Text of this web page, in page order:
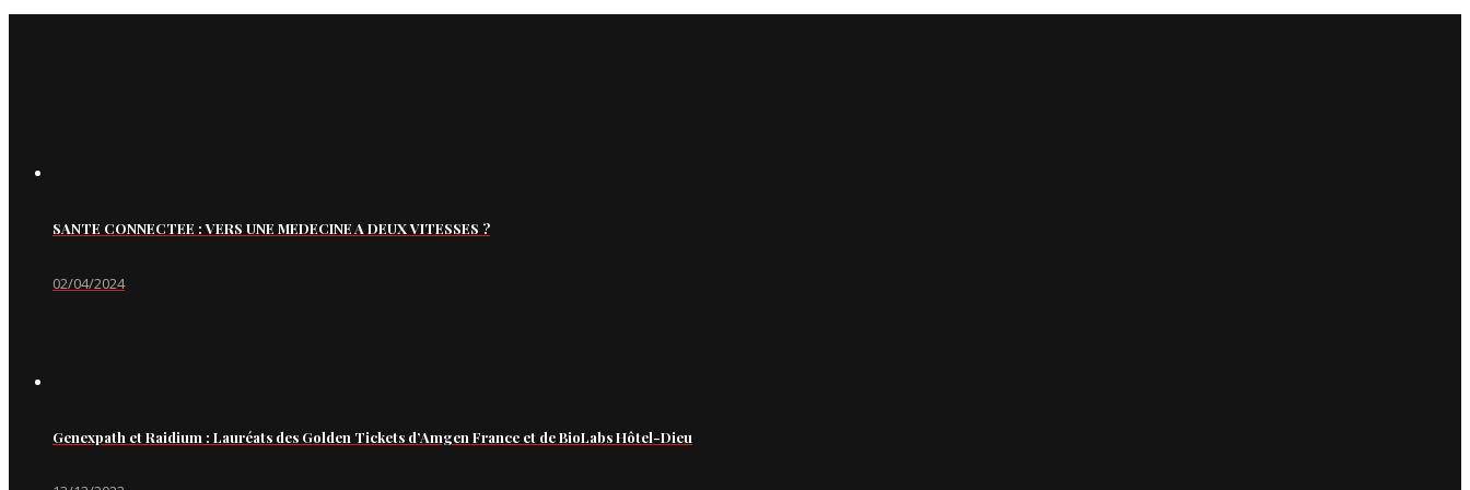
SANTE CONNECTEE : VERS UNE MEDECINE A DEUX VITESSES ?
02/04/2024
Genexpath et Raidium : Lauréats des Golden Tickets d’Amgen France et de BioLabs Hôtel-Dieu